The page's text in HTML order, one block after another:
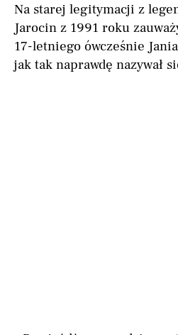
Na starej legitymacji z
Jarocin z 1991 roku
17-letniego ówcześnie
jak tak naprawdę nazywał